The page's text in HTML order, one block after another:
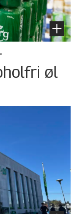
øl